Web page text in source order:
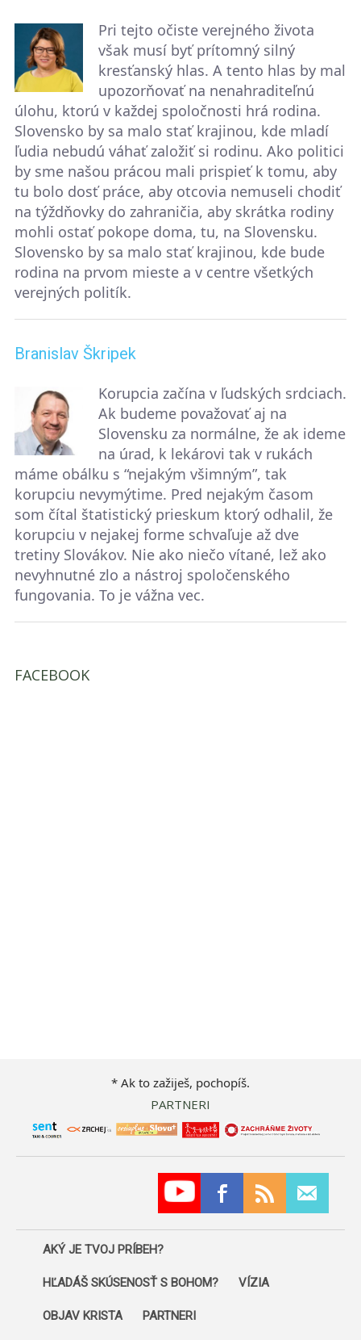
Pri tejto očiste verejného života
však musí byť prítomný silný
kresťanský hlas. A tento hlas by mal
upozorňovať na nenahraditeľnú
úlohu, ktorú v každej spoločnosti hrá rodina.
Slovensko by sa malo stať krajinou, kde mladí
ľudia nebudú váhať založiť si rodinu. Ako politici
by sme našou prácou mali prispieť k tomu, aby
tu bolo dosť práce, aby otcovia nemuseli chodiť
na týždňovky do zahraničia, aby skrátka rodiny
mohli ostať pokope doma, tu, na Slovensku.
Slovensko by sa malo stať krajinou, kde bude
rodina na prvom mieste a v centre všetkých
verejných politík.
Branislav Škripek
Korupcia začína v ľudských srdciach.
Ak budeme považovať aj na
Slovensku za normálne, že ak ideme
na úrad, k lekárovi tak v rukách
máme obálku s “nejakým všimným”, tak
korupciu nevymýtime. Pred nejakým časom
som čítal štatistický prieskum ktorý odhalil, že
korupciu v nejakej forme schvaľuje až dve
tretiny Slovákov. Nie ako niečo vítané, lež ako
nevyhnutné zlo a nástroj spoločenského
fungovania. To je vážna vec.
FACEBOOK
* Ak to zažiješ, pochopíš.
PARTNERI
AKÝ JE TVOJ PRÍBEH?
HĽADÁŠ SKÚSENOSŤ S BOHOM? VÍZIA
OBJAV KRISTA PARTNERI